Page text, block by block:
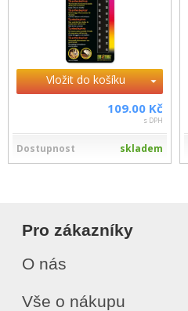
Vložit do košíku
109.00 Kč
s DPH
Dostupnost skladem
Pro zákazníky
O nás
Vše o nákupu